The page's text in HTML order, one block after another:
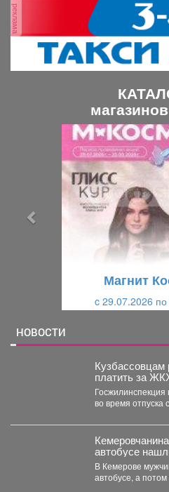
реклама
Магнит
c 29.07.2026
НОВОСТИ
Кузбассовцам
платить за
Госжилинспекция
во время отпуска
автобусе
В Кемерове
автобусе, а